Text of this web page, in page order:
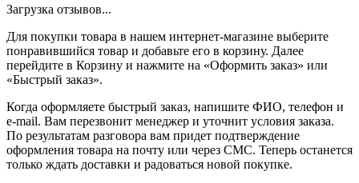
Загрузка отзывов...
Для покупки товара в нашем интернет-магазине выберите
понравившийся товар и добавьте его в корзину. Далее
перейдите в Корзину и нажмите на «Оформить заказ» или
«Быстрый заказ».
Когда оформляете быстрый заказ, напишите ФИО, телефон и
e-mail. Вам перезвонит менеджер и уточнит условия заказа.
По результатам разговора вам придет подтверждение
оформления товара на почту или через СМС. Теперь останется
только ждать доставки и радоваться новой покупке.